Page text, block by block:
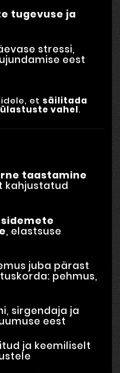
tugevuse ja
stressi,
eest
et säilitada
vahel.
taastamine
kahjustatud
, elastsuse
juba pärast
pehmus,
sirgendaja ja
eest
ja keemiliselt